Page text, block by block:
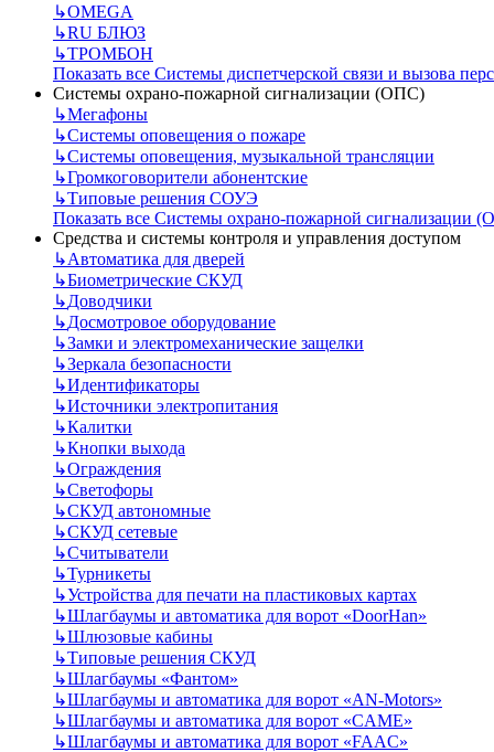
↳OMEGA
↳RU БЛЮЗ
↳ТРОМБОН
Показать все Системы диспетчерской связи и вызова
Системы охрано-пожарной сигнализации (ОПС)
↳Мегафоны
↳Системы оповещения о пожаре
↳Системы оповещения, музыкальной трансляции
↳Громкоговорители абонентские
↳Типовые решения СОУЭ
Показать все Системы охрано-пожарной сигнализации
Средства и системы контроля и управления доступом
↳Автоматика для дверей
↳Биометрические СКУД
↳Доводчики
↳Досмотровое оборудование
↳Замки и электромеханические защелки
↳Зеркала безопасности
↳Идентификаторы
↳Источники электропитания
↳Калитки
↳Кнопки выхода
↳Ограждения
↳Светофоры
↳СКУД автономные
↳СКУД сетевые
↳Считыватели
↳Турникеты
↳Устройства для печати на пластиковых картах
↳Шлагбаумы и автоматика для ворот «DoorHan»
↳Шлюзовые кабины
↳Типовые решения СКУД
↳Шлагбаумы «Фантом»
↳Шлагбаумы и автоматика для ворот «AN-Motors»
↳Шлагбаумы и автоматика для ворот «CAME»
↳Шлагбаумы и автоматика для ворот «FAAC»